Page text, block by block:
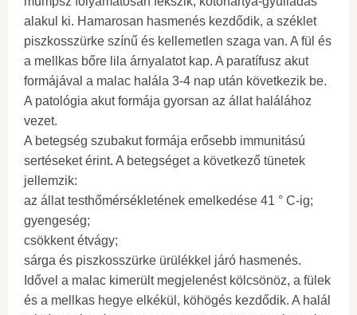
alakul ki. Hamarosan hasmenés kezdődik, a széklet
piszkosszürke színű és kellemetlen szaga van. A fül és
a mellkas bőre lila árnyalatot kap. A paratífusz akut
formájával a malac halála 3-4 nap után következik be.
A patológia akut formája gyorsan az állat halálához
vezet.
A betegség szubakut formája erősebb immunitású
sertéseket érint. A betegséget a következő tünetek
jellemzik:
az állat testhőmérsékletének emelkedése 41 ° C-ig;
gyengeség;
csökkent étvágy;
sárga és piszkosszürke ürülékkel járó hasmenés.
Idővel a malac kimerült megjelenést kölcsönöz, a fülek
és a mellkas hegye elkékül, köhögés kezdődik. A halál